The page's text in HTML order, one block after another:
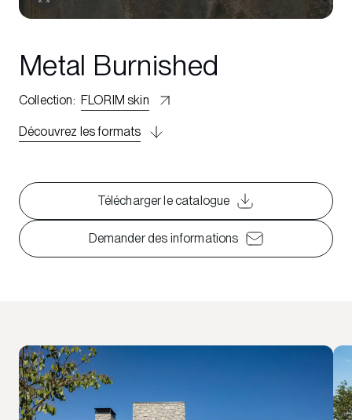
Metal Burnished
Collection: FLORIM skin
Découvrez les formats
Télécharger le catalogue
Demander des informations